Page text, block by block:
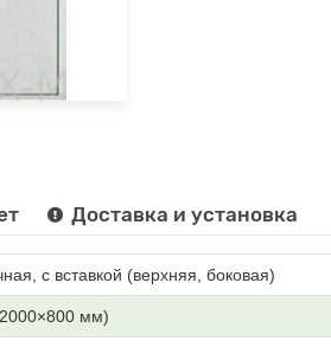
Доставка и установка
с вставкой (верхняя, боковая)
мм)